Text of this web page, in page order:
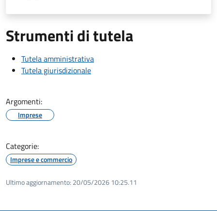
Strumenti di tutela
Tutela amministrativa
Tutela giurisdizionale
Argomenti:
Imprese
Categorie:
Imprese e commercio
Ultimo aggiornamento: 20/05/2026 10:25.11